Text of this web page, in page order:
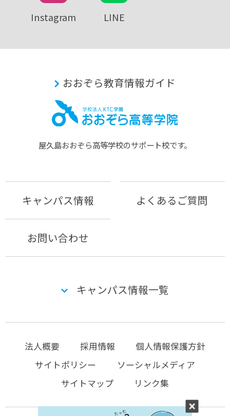
Instagram LINE
おおぞら教育情報ガイド
屋久島おおぞら⾼等学校のサポート校です。
キャンパス情報 よくあるご質問
お問い合わせ
キャンパス情報一覧
法人概要 採用情報
個人情報保護方針
サイトポリシー
ソーシャルメディア
サイトマップ
リンク集